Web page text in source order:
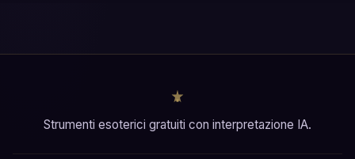
Strumenti esoterici gratuiti con interpretazione IA.